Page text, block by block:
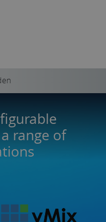
range of